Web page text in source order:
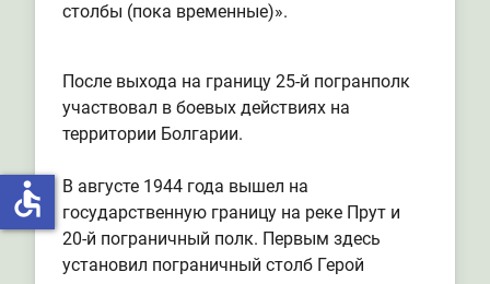
столбы (пока временные)».
После выхода на границу 25-й погранполк
участвовал в боевых действиях на
территории Болгарии.
В августе 1944 года вышел на
государственную границу на реке Прут и
20-й пограничный полк. Первым здесь
установил пограничный столб Герой
accessible